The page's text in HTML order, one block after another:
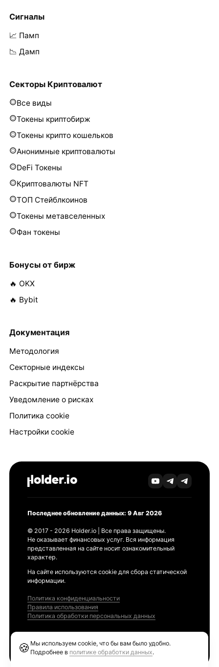
Сигналы
📈 Памп
📉 Дамп
Секторы Криптовалют
Все виды
Токены криптобирж
Токены крипто кошельков
Анонимные криптовалюты
DeFi Токены
Криптовалюты NFT
ТОП Стейблкоинов
Токены метавселенных
Фан токены
Бонусы от бирж
🔥 OKX
🔥 Bybit
Документация
Методология
Секторные индексы
Раскрытие партнёрства
Уведомление о рисках
Политика cookie
Настройки cookie
Последнее обновление данных: 9 Авг 2026
© 2017 - 2026 Holder.io | Все права защищены.
Не оказывает финансовых услуг. Вся информация
представленная на сайте носит ознакомительный
характер.
На сайте используются cookie для сбора статической
информации.
Политика конфиденциальности
Правила использования
Политика обработки персональных данных
🍪 Мы используем cookie, что бы вам было удобно.
Подробнее в политике обработки данных.
Ethereum GAS Tracker